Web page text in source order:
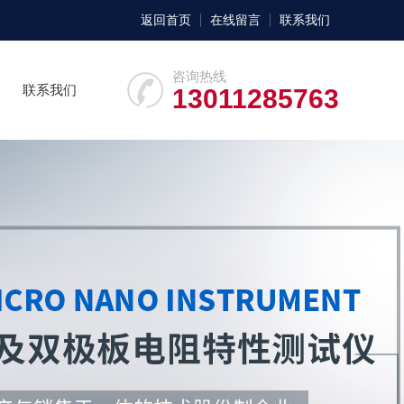
返回首页 在线留言 联系我们
咨询热线
13011285763
联系我们